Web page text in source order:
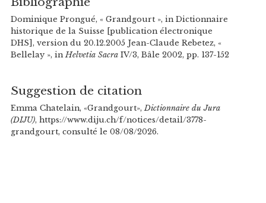
Dominique Prongué, « Grandgourt », in Dictionnaire
historique de la Suisse [publication électronique
DHS], version du 20.12.2005 Jean-Claude Rebetez, «
Bellelay », inHelvetia SacraIV/3, Bâle 2002, pp. 137-152
Suggestion de citation
Emma Chatelain, «Grandgourt», Dictionnaire du Jura
(DIJU), https://www.diju.ch/f/notices/detail/3778-
grandgourt, consulté le 08/08/2026.